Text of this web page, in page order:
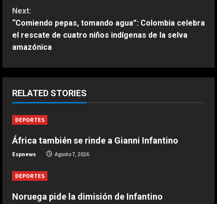
n
t
i
n
u
e
R
e
a
d
Next:
“Comiendo pepas, tomando agua”: Colombia celebra
el rescate de cuatro niños indígenas de la selva
amazónica
RELATED STORIES
DEPORTES
África también se rinde a Gianni Infantino
Espnews Agosto 7, 2026
DEPORTES
Noruega pide la dimisión de Infantino
“Djokovic dice eso porque se está
de Fonseca a Novak
Un exnúmero uno sentencia a
de que Carlos esté en el US Open”
Márquez reconoce su favoritismo